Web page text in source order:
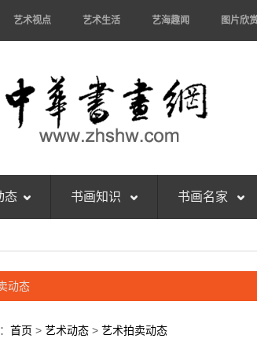
艺术视点 艺术生活 艺海趣闻 图片欣
态 书画知识 书画名家
动态
首页 > 艺术动态 > 艺术拍卖动态